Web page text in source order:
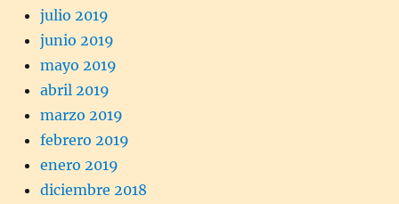
julio 2019
junio 2019
mayo 2019
abril 2019
marzo 2019
febrero 2019
enero 2019
diciembre 2018